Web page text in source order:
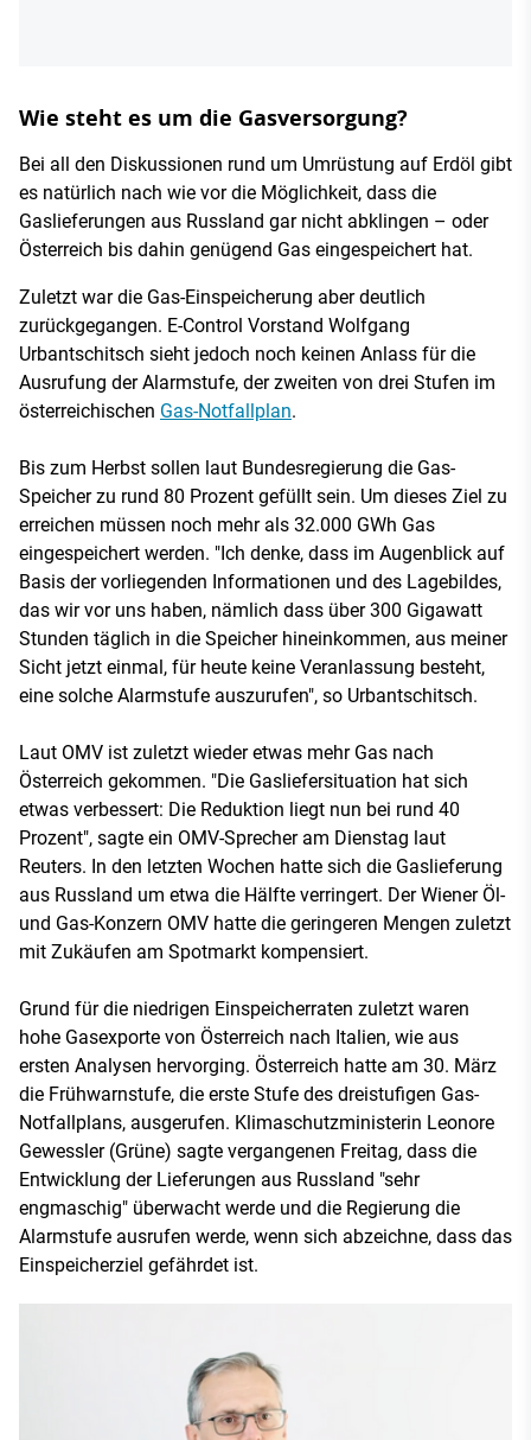
Wie steht es um die Gasversorgung?
Bei all den Diskussionen rund um Umrüstung auf Erdöl gibt
es natürlich nach wie vor die Möglichkeit, dass die
Gaslieferungen aus Russland gar nicht abklingen – oder
Österreich bis dahin genügend Gas eingespeichert hat.
Zuletzt war die Gas-Einspeicherung aber deutlich
zurückgegangen. E-Control Vorstand Wolfgang
Urbantschitsch sieht jedoch noch keinen Anlass für die
Ausrufung der Alarmstufe, der zweiten von drei Stufen im
österreichischen Gas-Notfallplan.
Bis zum Herbst sollen laut Bundesregierung die Gas-
Speicher zu rund 80 Prozent gefüllt sein. Um dieses Ziel zu
erreichen müssen noch mehr als 32.000 GWh Gas
eingespeichert werden. "Ich denke, dass im Augenblick auf
Basis der vorliegenden Informationen und des Lagebildes,
das wir vor uns haben, nämlich dass über 300 Gigawatt
Stunden täglich in die Speicher hineinkommen, aus meiner
Sicht jetzt einmal, für heute keine Veranlassung besteht,
eine solche Alarmstufe auszurufen", so Urbantschitsch.
Laut OMV ist zuletzt wieder etwas mehr Gas nach
Österreich gekommen. "Die Gasliefersituation hat sich
etwas verbessert: Die Reduktion liegt nun bei rund 40
Prozent", sagte ein OMV-Sprecher am Dienstag laut
Reuters. In den letzten Wochen hatte sich die Gaslieferung
aus Russland um etwa die Hälfte verringert. Der Wiener Öl-
und Gas-Konzern OMV hatte die geringeren Mengen zuletzt
mit Zukäufen am Spotmarkt kompensiert.
Grund für die niedrigen Einspeicherraten zuletzt waren
hohe Gasexporte von Österreich nach Italien, wie aus
ersten Analysen hervorging. Österreich hatte am 30. März
die Frühwarnstufe, die erste Stufe des dreistufigen Gas-
Notfallplans, ausgerufen. Klimaschutzministerin Leonore
Gewessler (Grüne) sagte vergangenen Freitag, dass die
Entwicklung der Lieferungen aus Russland "sehr
engmaschig" überwacht werde und die Regierung die
Alarmstufe ausrufen werde, wenn sich abzeichne, dass das
Einspeicherziel gefährdet ist.